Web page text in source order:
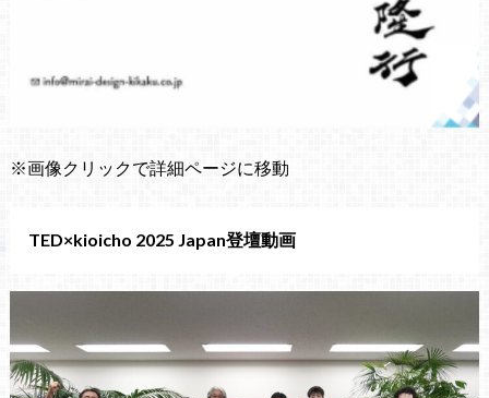
※画像クリックで詳細ページに移動
TED×kioicho 2025 Japan登壇動画